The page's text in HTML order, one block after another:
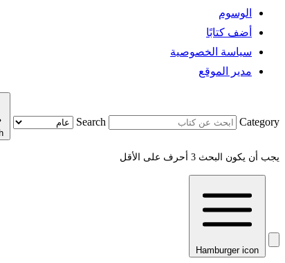
الوسوم
أضف كتابًا
سياسة الخصوصية
مدير الموقع
Search Category
يجب أن يكون البحث 3 أحرف على الأقل
Hamburger icon